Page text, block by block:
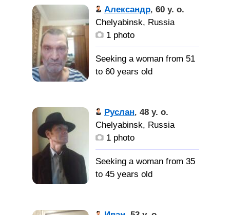
ищу понимающего
человека
Александр, 60 y. o.
Chelyabinsk, Russia
1 photo
Seeking a woman from 51
to 60 years old
кажется, что все уже
позади, но так быть не
может. Впереди еще
главное. В
действительности всё
Руслан, 48 y. o.
Chelyabinsk, Russia
1 photo
Seeking a woman from 35
to 45 years old
половинку.